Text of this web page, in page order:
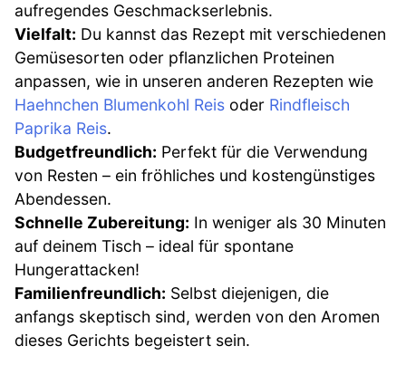
aufregendes Geschmackserlebnis.
Vielfalt: Du kannst das Rezept mit verschiedenen
Gemüsesorten oder pflanzlichen Proteinen
anpassen, wie in unseren anderen Rezepten wie
Haehnchen Blumenkohl Reis oder Rindfleisch
Paprika Reis.
Budgetfreundlich: Perfekt für die Verwendung
von Resten – ein fröhliches und kostengünstiges
Abendessen.
Schnelle Zubereitung: In weniger als 30 Minuten
auf deinem Tisch – ideal für spontane
Hungerattacken!
Familienfreundlich: Selbst diejenigen, die
anfangs skeptisch sind, werden von den Aromen
dieses Gerichts begeistert sein.